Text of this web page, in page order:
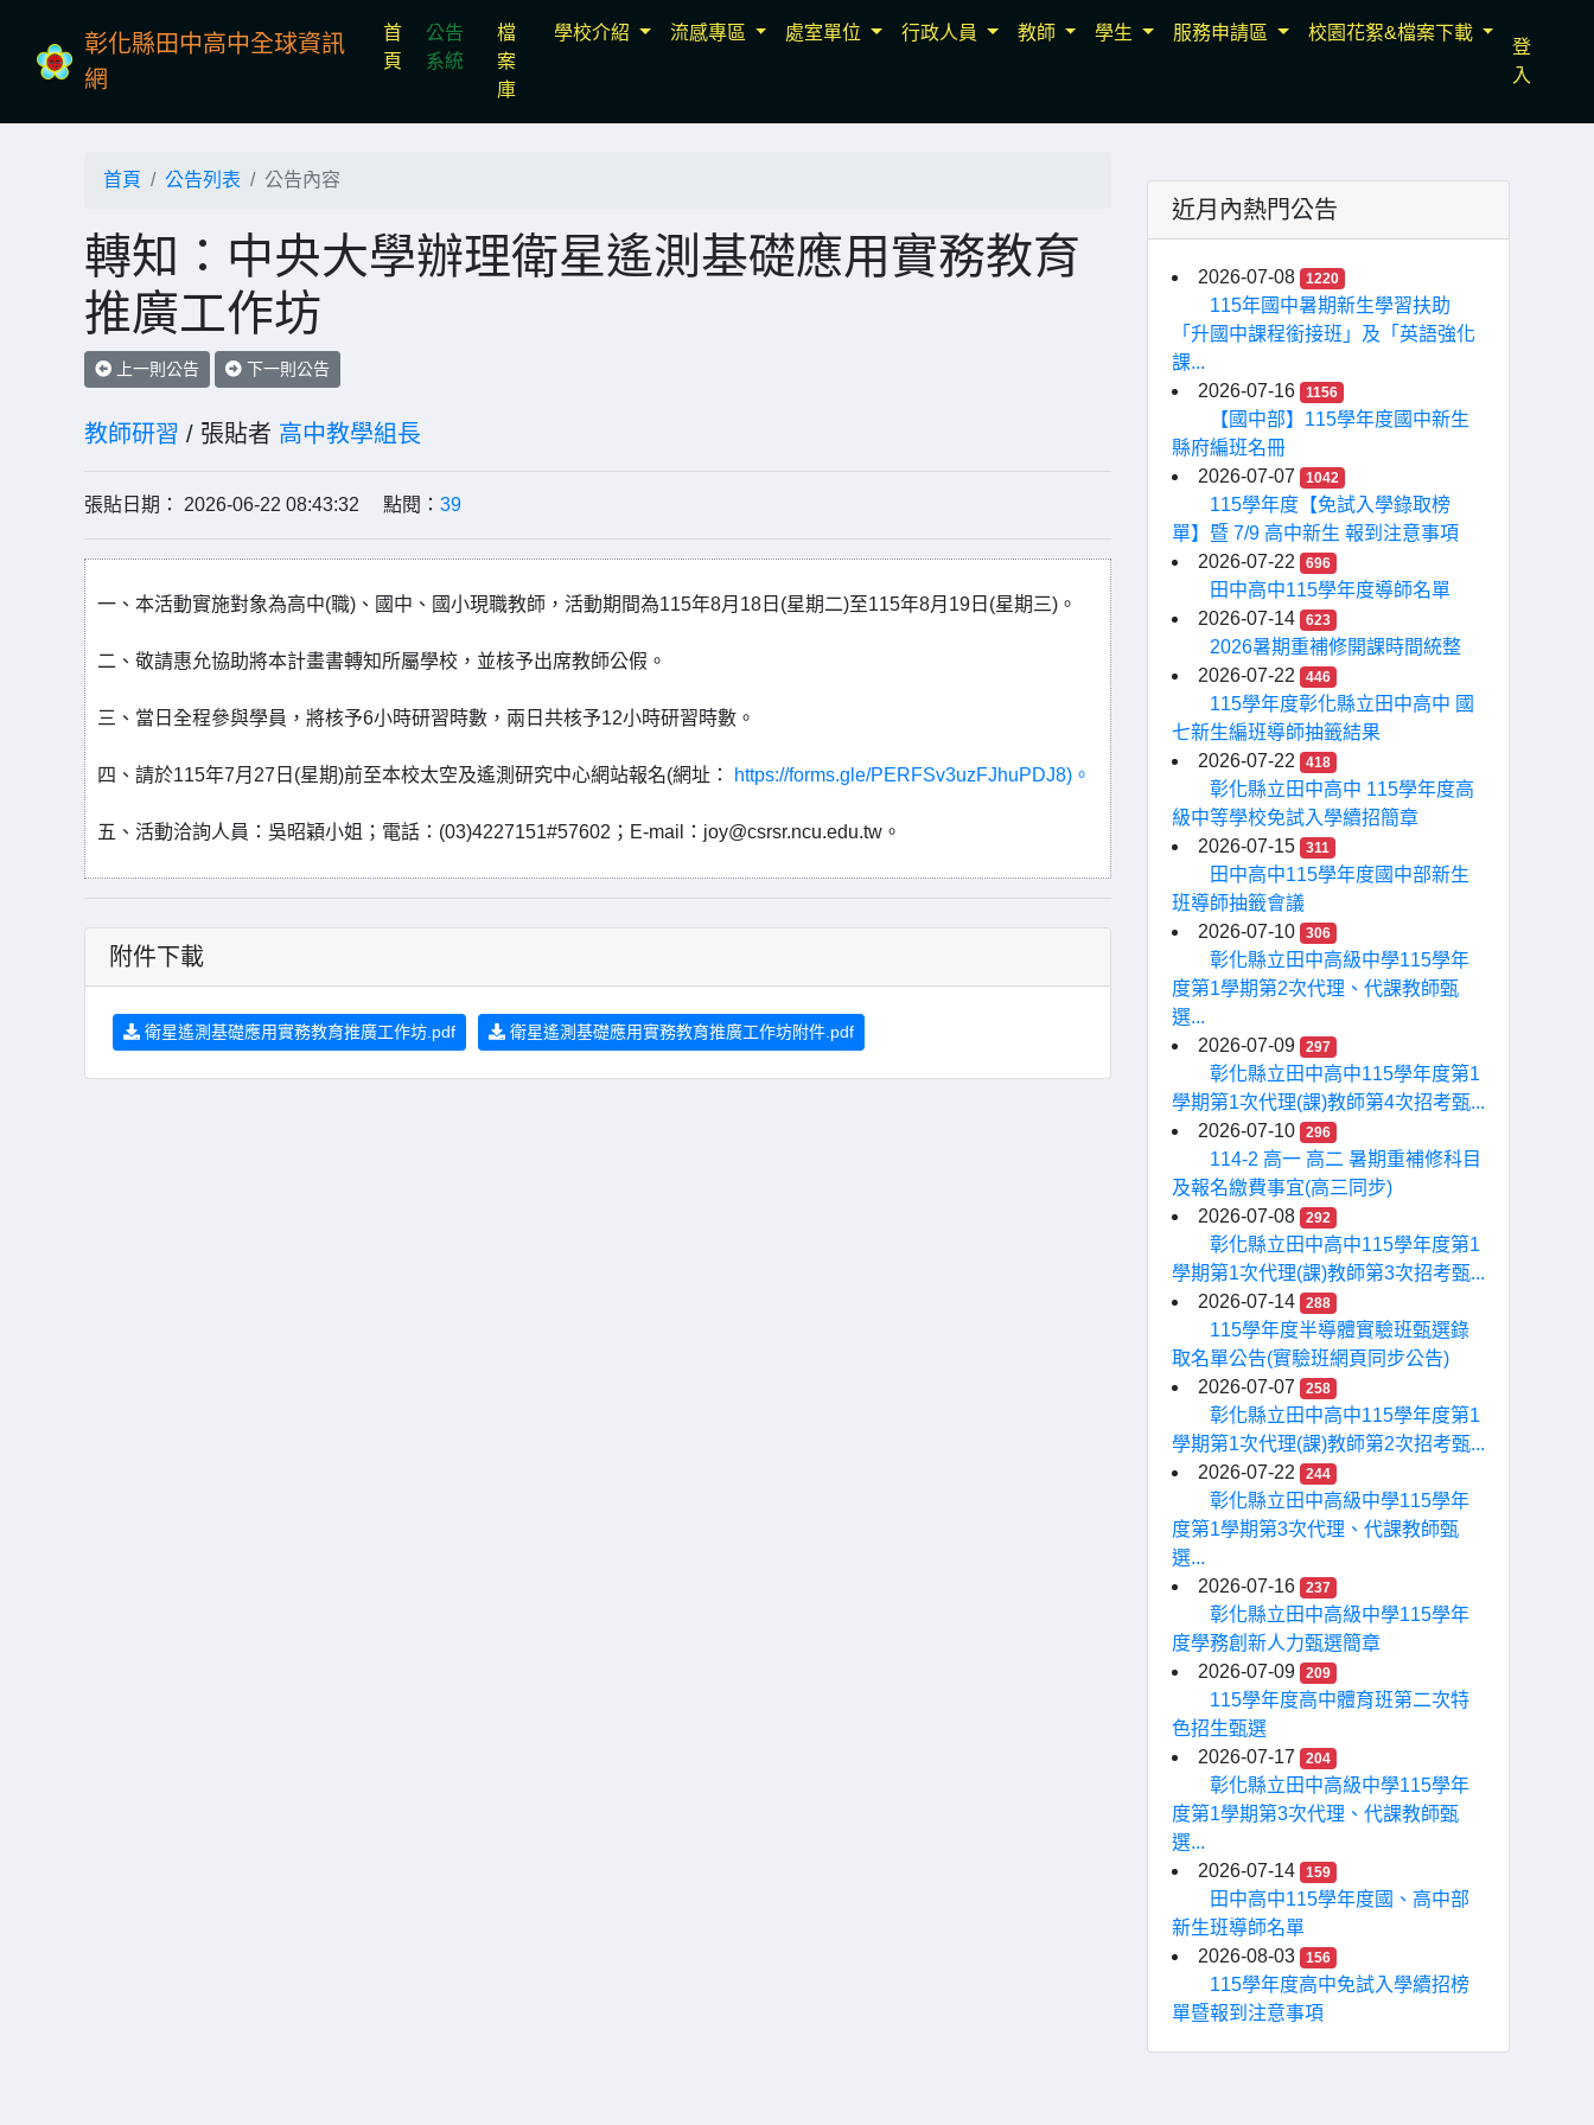
彰化縣田中高中全球資訊
網
首
頁 (current)
公告
系統
檔
案
庫
學校介紹 流感專區 處室單位 行政人員 教師 學生 服務申請區 校園花絮&檔案下載
登
入
首頁 公告列表 公告內容
轉知：中央大學辦理衛星遙測基礎應用實務教育
推廣工作坊
上一則公告 下一則公告
教師研習 / 張貼者 高中教學組長
張貼日期： 2026-06-22 08:43:32 點閱： 39
一、本活動實施對象為高中(職)、國中、國小現職教師，活動期間為115年8月18日(星期二)至115年8月19日(星期三)。
二、敬請惠允協助將本計畫書轉知所屬學校，並核予出席教師公假。
三、當日全程參與學員，將核予6小時研習時數，兩日共核予12小時研習時數。
四、請於115年7月27日(星期)前至本校太空及遙測研究中心網站報名(網址： https://forms.gle/PERFSv3uzFJhuPDJ8)。
五、活動洽詢人員：吳昭穎小姐；電話：(03)4227151#57602；E-mail：joy@csrsr.ncu.edu.tw。
附件下載
衛星遙測基礎應用實務教育推廣工作坊.pdf 衛星遙測基礎應用實務教育推廣工作坊附件.pdf
近月內熱門公告
2026-07-08 1220
115年國中暑期新生學習扶助
「升國中課程銜接班」及「英語強化
課...
2026-07-16
1156
【國中部】115學年度國中新生
縣府編班名冊
2026-07-07
1042
115學年度【免試入學錄取榜
單】暨 7/9 高中新生 報到注意事項
2026-07-22
696
田中高中115學年度導師名單
2026-07-14
623
2026暑期重補修開課時間統整
2026-07-22
446
115學年度彰化縣立田中高中 國
七新生編班導師抽籤結果
2026-07-22
418
彰化縣立田中高中 115學年度高
級中等學校免試入學續招簡章
2026-07-15
311
田中高中115學年度國中部新生
班導師抽籤會議
2026-07-10
306
彰化縣立田中高級中學115學年
度第1學期第2次代理、代課教師甄
選...
2026-07-09
297
彰化縣立田中高中115學年度第1
學期第1次代理(課)教師第4次招考甄...
2026-07-10
296
114-2 高一 高二 暑期重補修科目
及報名繳費事宜(高三同步)
2026-07-08
292
彰化縣立田中高中115學年度第1
學期第1次代理(課)教師第3次招考甄...
2026-07-14
288
115學年度半導體實驗班甄選錄
取名單公告(實驗班網頁同步公告)
2026-07-07
258
彰化縣立田中高中115學年度第1
學期第1次代理(課)教師第2次招考甄...
2026-07-22
244
彰化縣立田中高級中學115學年
度第1學期第3次代理、代課教師甄
選...
2026-07-16
237
彰化縣立田中高級中學115學年
度學務創新人力甄選簡章
2026-07-09
209
115學年度高中體育班第二次特
色招生甄選
2026-07-17
204
彰化縣立田中高級中學115學年
度第1學期第3次代理、代課教師甄
選...
2026-07-14
159
田中高中115學年度國、高中部
新生班導師名單
2026-08-03
156
115學年度高中免試入學續招榜
單暨報到注意事項